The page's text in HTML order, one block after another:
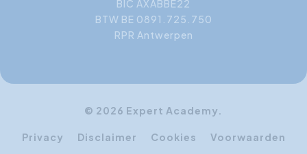
BIC AXABBE22
BTW BE 0891.725.750
RPR Antwerpen
© 2026 Expert Academy.
Privacy Disclaimer Cookies Voorwaarden